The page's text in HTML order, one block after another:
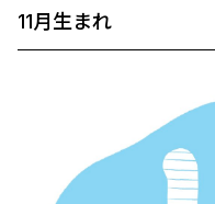
11月生まれ